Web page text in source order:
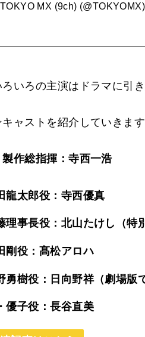
MX (9ch) (@TOKYOMX)
ろいろの主演はドラマに引
キャストを紹介していきます
製作総指揮：寺西一浩
龍太郎役：寺西優真
理事長役：北山たけし（特
剛役：髙松アロハ
勇樹役：日向野祥（劇場版
優子役：長谷直美